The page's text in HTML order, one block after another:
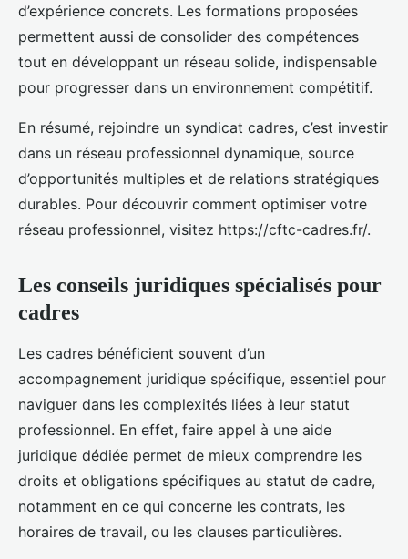
d’expérience concrets. Les formations proposées
permettent aussi de consolider des compétences
tout en développant un réseau solide, indispensable
pour progresser dans un environnement compétitif.
En résumé, rejoindre un syndicat cadres, c’est investir
dans un réseau professionnel dynamique, source
d’opportunités multiples et de relations stratégiques
durables. Pour découvrir comment optimiser votre
réseau professionnel, visitez https://cftc-cadres.fr/.
Les conseils juridiques spécialisés pour
cadres
Les cadres bénéficient souvent d’un
accompagnement juridique spécifique, essentiel pour
naviguer dans les complexités liées à leur statut
professionnel. En effet, faire appel à une aide
juridique dédiée permet de mieux comprendre les
droits et obligations spécifiques au statut de cadre,
notamment en ce qui concerne les contrats, les
horaires de travail, ou les clauses particulières.